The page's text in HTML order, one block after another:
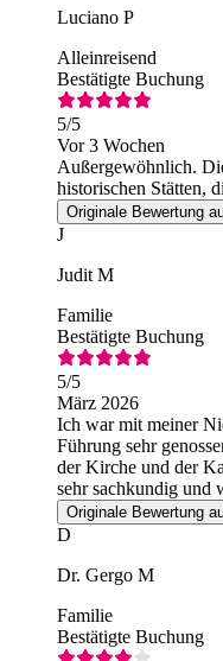
Luciano P
Alleinreisend
Bestätigte Buchung
5/5
Vor 3 Wochen
Außergewöhnlich.
historischen Stätten,
Originale Bewertung
J
Judit M
Familie
Bestätigte Buchung
5/5
März 2026
Ich war mit meiner
Führung sehr
der Kirche und der
sehr sachkundig und
Führung wärmstens
Originale Bewertung
D
Dr. Gergo M
Familie
Bestätigte Buchung